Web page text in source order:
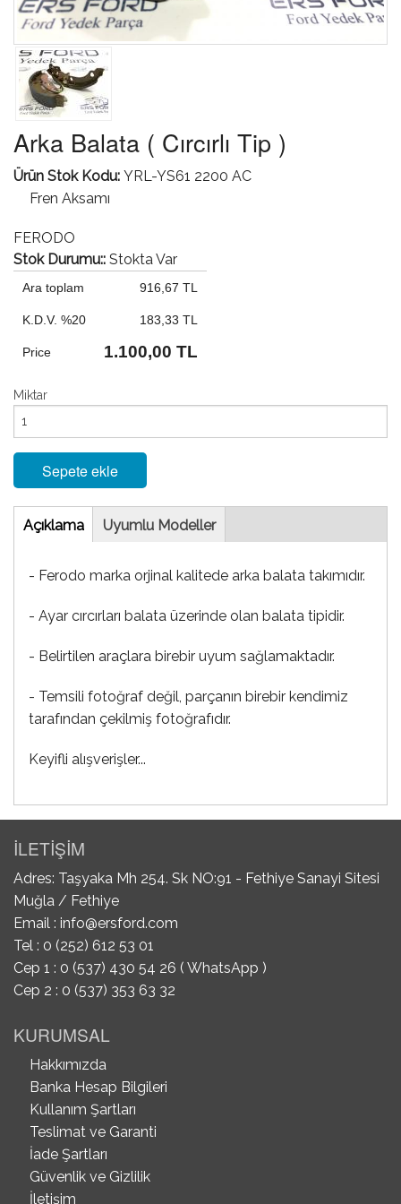
Arka Balata ( Cırcırlı Tip )
Ürün Stok Kodu: YRL-YS61 2200 AC
Fren Aksamı
FERODO
Stok Durumu:: Stokta Var
Ara toplam 916,67 TL
K.D.V. %20 183,33 TL
Price 1.100,00 TL
Miktar
Sepete ekle
Tab
Açıklama(etkinUyumlu Modeller
- Ferodo marka orjinal kalitede arka balata takımıdır.
- Ayar cırcırları balata üzerinde olan balata tipidir.
- Belirtilen araçlara birebir uyum sağlamaktadır.
- Temsili fotoğraf değil, parçanın birebir kendimiz
tarafından çekilmiş fotoğrafıdır.
Keyifli alışverişler...
İLETİŞİM
Adres: Taşyaka Mh 254. Sk NO:91 - Fethiye Sanayi Sitesi
Muğla / Fethiye
Email : info@ersford.com
Tel : 0 (252) 612 53 01
Cep 1 : 0 (537) 430 54 26 ( WhatsApp )
Cep 2 : 0 (537) 353 63 32
KURUMSAL
Hakkımızda
Banka Hesap Bilgileri
Kullanım Şartları
Teslimat ve Garanti
İade Şartları
Güvenlik ve Gizlilik
İletişim